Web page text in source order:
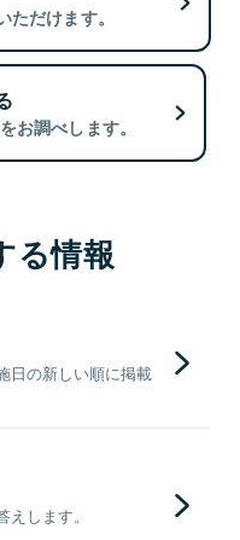
だけます。
お調べします。
る情報
日の新しい順に掲載
します。